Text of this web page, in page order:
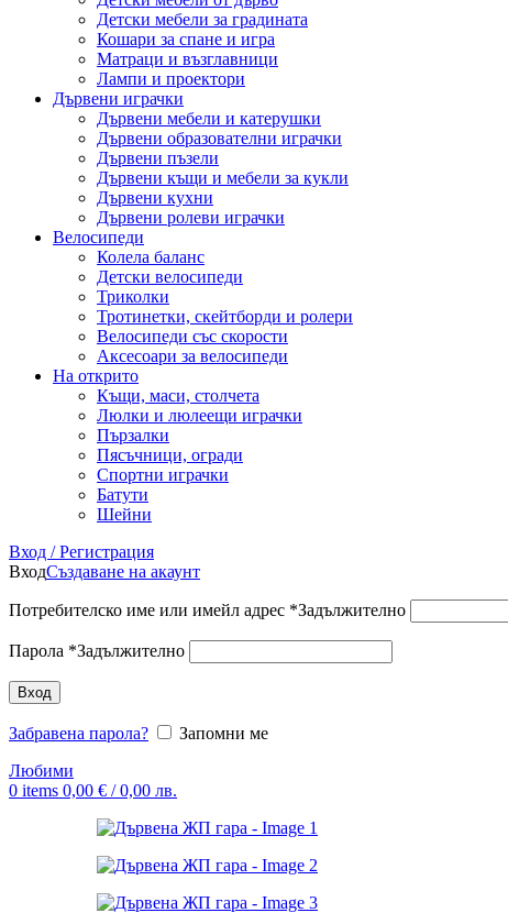
Детски мебели за градината
Кошари за спане и игра
Матраци и възглавници
Лампи и проектори
Дървени играчки
Дървени мебели и катерушки
Дървени образователни играчки
Дървени пъзели
Дървени къщи и мебели за кукли
Дървени кухни
Дървени ролеви играчки
Велосипеди
Колела баланс
Детски велосипеди
Триколки
Тротинетки, скейтборди и ролери
Велосипеди със скорости
Аксесоари за велосипеди
На открито
Къщи, маси, столчета
Люлки и люлеещи играчки
Пързалки
Пясъчници, огради
Спортни играчки
Батути
Шейни
Вход / Регистрация
ВходСъздаване на акаунт
Потребителско име или имейл адрес *Задължително
Парола *Задължително
Вход
Забравена парола?
Запомни ме
Любими
0 items 0,00 € / 0,00 лв.